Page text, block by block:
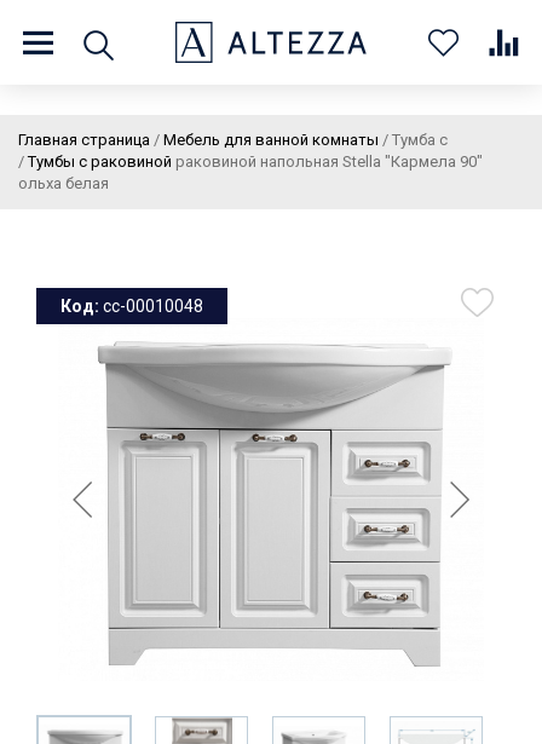
8 (800) 201 60 03 9:00 - 21:00 ПН-ВС
Каталог
Главная страница / Мебель для ванной комнаты
/ Тумбы с раковиной
/ Тумба с
раковиной напольная Stella "Кармела 90"
ольха белая
Код: cc-00010048